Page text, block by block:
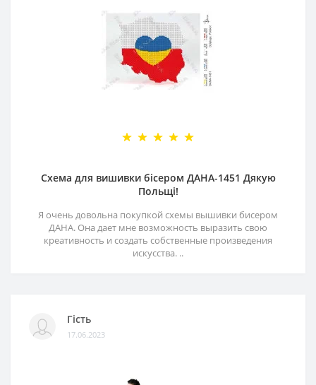
Схема для вишивки бісером ДАНА-1451 Дякую
Польщі!
Я очень довольна покупкой схемы вышивки бисером
ДАНА. Она дает мне возможность выразить свою
креативность и создать собственные произведения
искусства. ..
Гість
17.06.2023